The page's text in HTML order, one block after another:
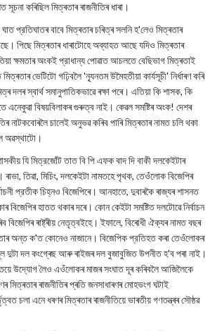
সূচনা কৰিছিল মিত্ৰতাৰ ৰাজনীতিৰ ধাৰা।
প্রতিঘাতৰ বাবে মিত্ৰতাৰ চৰিত্ৰ সলনি হ'লেও মিত্ৰতাৰ
পিছে মিত্ৰতাৰ ধাৰাটোহে অব্যাহত আছে যদিও মিত্ৰতাৰ
ক্ষমতাৰ অংকই প্রাধান্য পোৱাত আচলতে বেছিভাগ মিত্ৰতাই
ভেটিটো গঢ়িবলৈ 'ন্যূনতম উমৈহতীয়া কাৰ্যসূচী' নির্ধাৰণ কৰি
দলৰ স্বাৰ্থ সমানুপাতিকভাৱে ৰক্ষা পৰে। এতিয়া কি শাসক, কি
এনেকুৱা বিষয়বিলাকৰ গুৰুত্ব নাই। কেৱল সমষ্টিৰ অংক! দেশৰ
নাটকবোৰলৈ চালেই অনুভৱ কৰিব পাৰি মিত্ৰতাৰ নামত চলি থকা
অৱস্থাটো।
যি মিত্রজোঁট তাত বি পি এফক বাদ দি বাকী দলকেইটাৰ
তিৱা, মিচিং, দলকেইটা নামতহে পৃথক, তেওঁলোক বিজেপিৰ
প্রতীক চিহ্নও বিজেপিৰে। আনহাতে, দুবাৰকৈ ৰাজ্যৰ শাসনত
হাতত থকাৰ দৰে। কোন কেইটা সমষ্টিত দলটোৱে নিৰ্বাচন
বিজেপিৰ ৰাষ্ট্ৰীয় নেতৃত্বইহে। ইফালে, বিৰোধী ঐক্যৰ নামত বছৰ
অন্ত ক'ত কোনেও নাজানে। বিজেপিক প্রতিহত কৰা তেওঁলোকৰ
দুটা দল কংগ্ৰেছ আৰু ৰাইজৰ দল বুজাবুজিত উপনীত হ'ব পৰা নাই।
উদ্যোগ লৈও এওঁলোকৰ মাজৰ সংঘাত দূৰ কৰিবলৈ আজিলৈকে
মিত্ৰতাৰ ৰাজনীতিৰ প্ৰতি জনসাধাৰণৰ মোহভংগ ঘটাই
চলা এনে ধৰণৰ মিত্ৰতাৰ ৰাজনীতিয়ে ভাৰতীয় গণতন্ত্ৰৰ সৌষ্ঠৱ